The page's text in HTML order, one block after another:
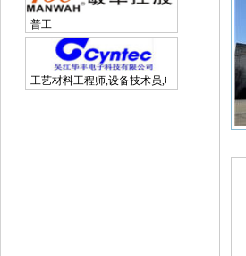
普工
工艺材料工程师,设备技术员,电子研发工程师